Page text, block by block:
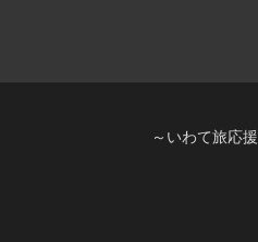
～いわて旅応